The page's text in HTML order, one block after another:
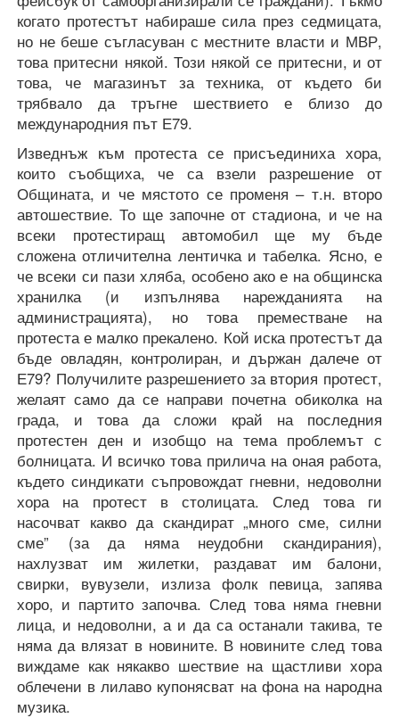
когато протестът набираше сила през седмицата,
но не беше съгласуван с местните власти и МВР,
това притесни някой. Този някой се притесни, и от
това, че магазинът за техника, от където би
трябвало да тръгне шествието е близо до
международния път Е79.
Изведнъж към протеста се присъединиха хора,
които съобщиха, че са взели разрешение от
Общината, и че мястото се променя – т.н. второ
автошествие. То ще започне от стадиона, и че на
всеки протестиращ автомобил ще му бъде
сложена отличителна лентичка и табелка. Ясно, е
че всеки си пази хляба, особено ако е на общинска
хранилка (и изпълнява нарежданията на
администрацията), но това преместване на
протеста е малко прекалено. Кой иска протестът да
бъде овладян, контролиран, и държан далече от
Е79? Получилите разрешението за втория протест,
желаят само да се направи почетна обиколка на
града, и това да сложи край на последния
протестен ден и изобщо на тема проблемът с
болницата. И всичко това прилича на оная работа,
където синдикати съпровождат гневни, недоволни
хора на протест в столицата. След това ги
насочват какво да скандират „много сме, силни
сме” (за да няма неудобни скандирания),
нахлузват им жилетки, раздават им балони,
свирки, вувузели, излиза фолк певица, запява
хоро, и партито започва. След това няма гневни
лица, и недоволни, а и да са останали такива, те
няма да влязат в новините. В новините след това
виждаме как някакво шествие на щастливи хора
облечени в лилаво купонясват на фона на народна
музика.